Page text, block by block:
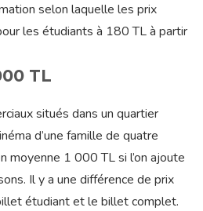
selon laquelle les prix
les étudiants à 180 TL à partir
TL
situés dans un quartier
d’une famille de quatre
moyenne 1 000 TL si l’on ajoute
Il y a une différence de prix
étudiant et le billet complet.